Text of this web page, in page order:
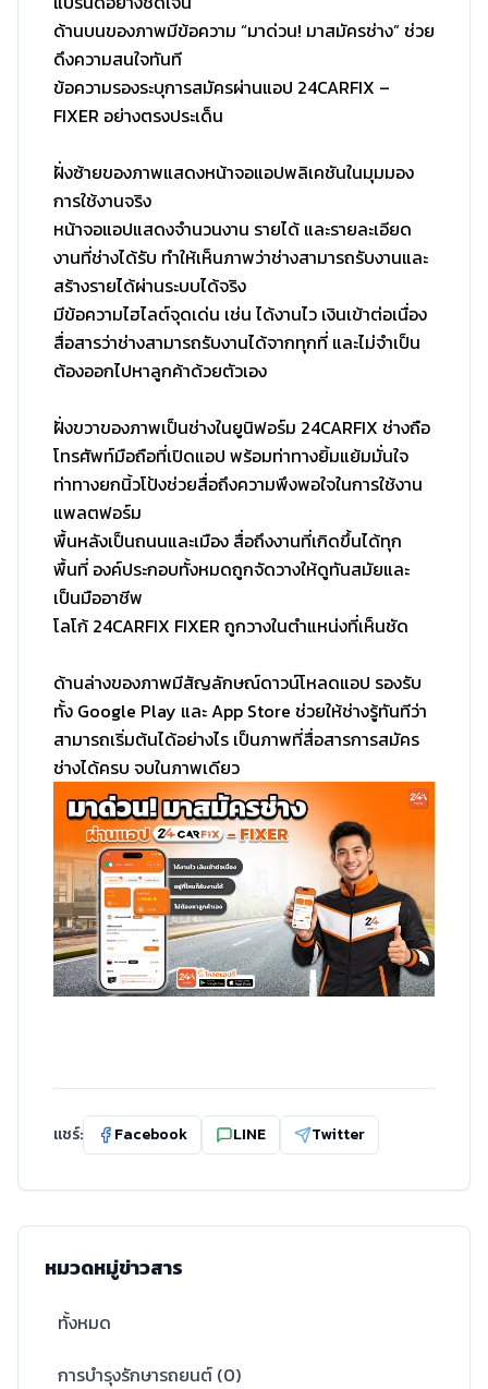
ด้านบนของภาพมีข้อความ “มาด่วน! มาสมัครช่าง” ช่วย
ดึงความสนใจทันที
ข้อความรองระบุการสมัครผ่านแอป 24CARFIX –
FIXER อย่างตรงประเด็น
ฝั่งซ้ายของภาพแสดงหน้าจอแอปพลิเคชันในมุมมอง
การใช้งานจริง
หน้าจอแอปแสดงจำนวนงาน รายได้ และรายละเอียด
งานที่ช่างได้รับ ทำให้เห็นภาพว่าช่างสามารถรับงานและ
สร้างรายได้ผ่านระบบได้จริง
มีข้อความไฮไลต์จุดเด่น เช่น ได้งานไว เงินเข้าต่อเนื่อง
สื่อสารว่าช่างสามารถรับงานได้จากทุกที่ และไม่จำเป็น
ต้องออกไปหาลูกค้าด้วยตัวเอง
ฝั่งขวาของภาพเป็นช่างในยูนิฟอร์ม 24CARFIX ช่างถือ
โทรศัพท์มือถือที่เปิดแอป พร้อมท่าทางยิ้มแย้มมั่นใจ
ท่าทางยกนิ้วโป้งช่วยสื่อถึงความพึงพอใจในการใช้งาน
แพลตฟอร์ม
พื้นหลังเป็นถนนและเมือง สื่อถึงงานที่เกิดขึ้นได้ทุก
พื้นที่ องค์ประกอบทั้งหมดถูกจัดวางให้ดูทันสมัยและ
เป็นมืออาชีพ
โลโก้ 24CARFIX FIXER ถูกวางในตำแหน่งที่เห็นชัด
ด้านล่างของภาพมีสัญลักษณ์ดาวน์โหลดแอป รองรับ
ทั้ง Google Play และ App Store ช่วยให้ช่างรู้ทันทีว่า
สามารถเริ่มต้นได้อย่างไร เป็นภาพที่สื่อสารการสมัคร
ช่างได้ครบ จบในภาพเดียว
แชร์: Facebook LINE Twitter
หมวดหมู่ข่าวสาร
ทั้งหมด
การบำรุงรักษารถยนต์ (0)